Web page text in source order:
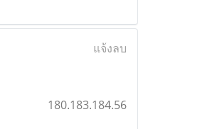
แจ้งลบ
180.183.184.56